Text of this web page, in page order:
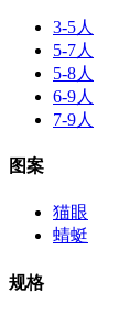
3-5人
5-7人
5-8人
6-9人
7-9人
图案
猫眼
蜻蜓
规格